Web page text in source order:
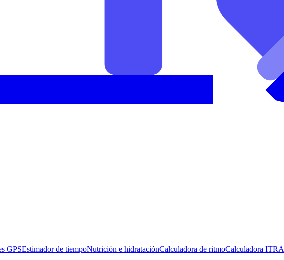
GPSEstimador de tiempoNutrición e hidrataciónCalculadora de ritmoCalculadora ITRA